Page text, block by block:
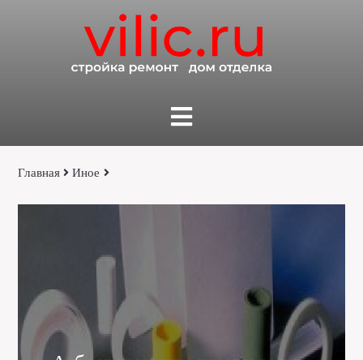
Главная Иное